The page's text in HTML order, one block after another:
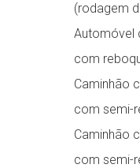
(rodagem
Automóvel
com
Caminhão
com semi-
Caminhão
com semi-